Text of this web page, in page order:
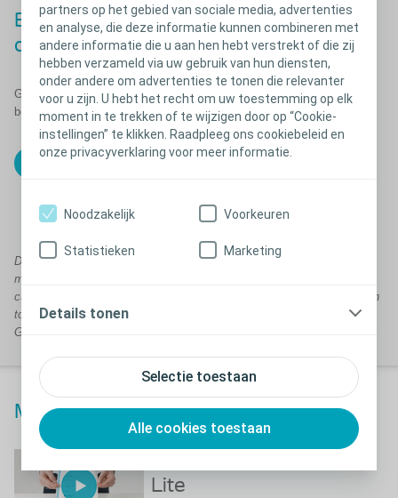
partners op het gebied van sociale media, advertenties
en analyse, die deze informatie kunnen combineren met
andere informatie die u aan hen hebt verstrekt of die zij
hebben verzameld via uw gebruik van hun diensten,
onder andere om advertenties te tonen die relevanter
voor u zijn. U hebt het recht om uw toestemming op elk
moment in te trekken of te wijzigen door op “Cookie-
instellingen” te klikken. Raadpleeg ons cookiebeleid en
onze privacyverklaring voor meer informatie.
Selectie toestaan
Alle cookies toestaan
Noodzakelijk Voorkeuren
Statistieken Marketing
Details tonen
Bestel eenvoudig online met korting via
onze partnerViata
Gebruik promo codeCOLOPLAST20P bij het afronden van de
bestelling.
Deze korting van 20% betreft een totaalkorting, wat betekent dat de
maximale korting op het product 20% bedraagt. De korting is niet
cumuleerbaar met bestaande kortingen, indien er reeds een korting van
toepassing is, wordt deze aangevuld tot maximaal 20%, niet opgeteld.
Geneesmiddelen en babyvoeding zijn uitgesloten van deze korting.
Meer weten over Biatain®Silicone Lite?
Lite